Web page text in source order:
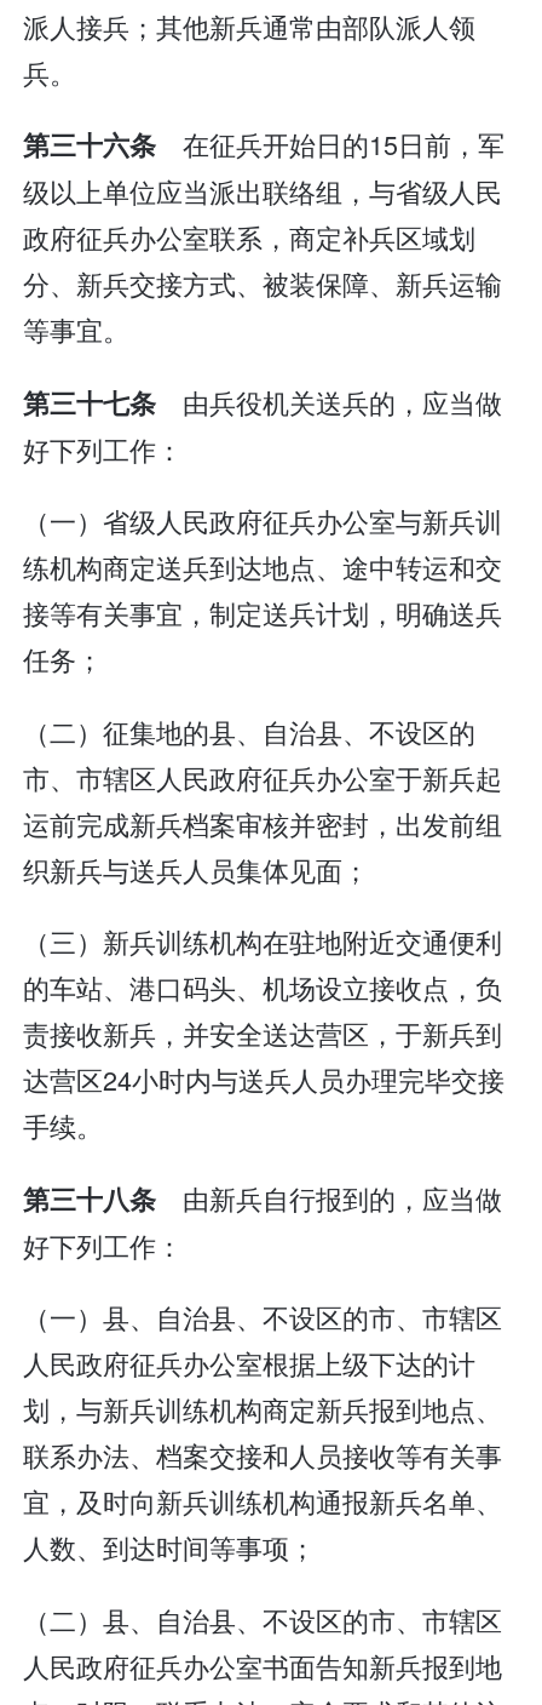
派人接兵；其他新兵通常由部队派人领
兵。
第三十六条 在征兵开始日的15日前，军
级以上单位应当派出联络组，与省级人民
政府征兵办公室联系，商定补兵区域划
分、新兵交接方式、被装保障、新兵运输
等事宜。
第三十七条 由兵役机关送兵的，应当做
好下列工作：
（一）省级人民政府征兵办公室与新兵训
练机构商定送兵到达地点、途中转运和交
接等有关事宜，制定送兵计划，明确送兵
任务；
（二）征集地的县、自治县、不设区的
市、市辖区人民政府征兵办公室于新兵起
运前完成新兵档案审核并密封，出发前组
织新兵与送兵人员集体见面；
（三）新兵训练机构在驻地附近交通便利
的车站、港口码头、机场设立接收点，负
责接收新兵，并安全送达营区，于新兵到
达营区24小时内与送兵人员办理完毕交接
手续。
第三十八条 由新兵自行报到的，应当做
好下列工作：
（一）县、自治县、不设区的市、市辖区
人民政府征兵办公室根据上级下达的计
划，与新兵训练机构商定新兵报到地点、
联系办法、档案交接和人员接收等有关事
宜，及时向新兵训练机构通报新兵名单、
人数、到达时间等事项；
（二）县、自治县、不设区的市、市辖区
人民政府征兵办公室书面告知新兵报到地